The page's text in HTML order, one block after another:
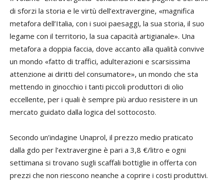
di sforzi la storia e le virtù dell’extravergine, «magnifica
metafora dell’Italia, con i suoi paesaggi, la sua storia, il suo
legame con il territorio, la sua capacità artigianale». Una
metafora a doppia faccia, dove accanto alla qualità convive
un mondo «fatto di traffici, adulterazioni e scarsissima
attenzione ai diritti del consumatore», un mondo che sta
mettendo in ginocchio i tanti piccoli produttori di olio
eccellente, per i quali è sempre più arduo resistere in un
mercato guidato dalla logica del sottocosto.
Secondo un’indagine Unaprol, il prezzo medio praticato
dalla gdo per l’extravergine è pari a 3,8 €/litro e ogni
settimana si trovano sugli scaffali bottiglie in offerta con
prezzi che non riescono neanche a coprire i costi produttivi.